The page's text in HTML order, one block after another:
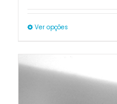
Ver opções